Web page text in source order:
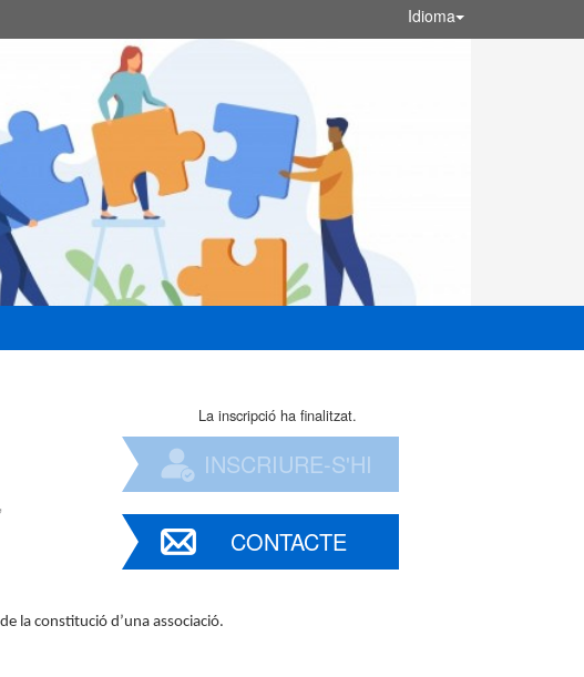
Idioma
La inscripció ha finalitzat.
INSCRIURE-S'HI
CONTACTE
la constitució d’una associació.